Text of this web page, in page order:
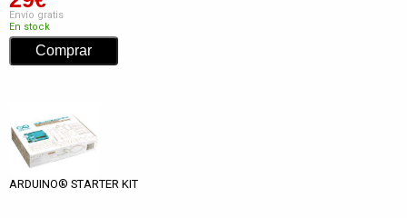
Envío gratis
En stock
ARDUINO® STARTER KIT